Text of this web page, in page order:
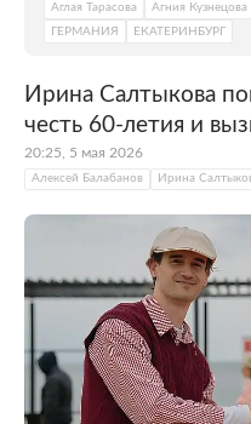
Аглая Тарасова Агния Кузнецова
ГЕРМАНИЯ
ЕКАТЕРИНБУРГ
Ирина Салтыкова
честь 60-летия и
20:25, 5 мая 2026
Алексей Балабанов Ирина